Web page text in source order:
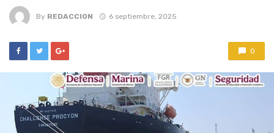
By REDACCION 6 septiembre, 2025
0